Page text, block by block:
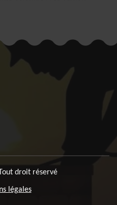
droit réservé
légales